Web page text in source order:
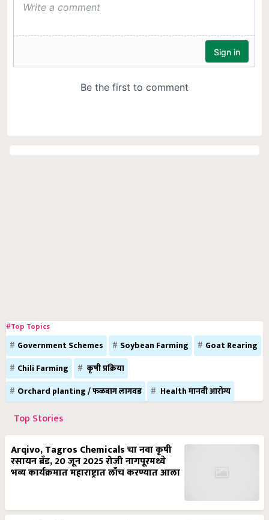
#Top Topics
Government Schemes Soybean Farming
Goat Rearing
Chili Farming
कृषी प्रक्रिया
Orchard planting / फळबाग लागवड
Health मानवी आरोग्य
Top Stories
Arqivo, Tagros Chemicals चा नवा कृषी
रसायन ब्रँड, 20 जून 2025 रोजी नागपूरमध्ये
भव्य कार्यक्रमात महाराष्ट्रात लाँच करण्यात आला